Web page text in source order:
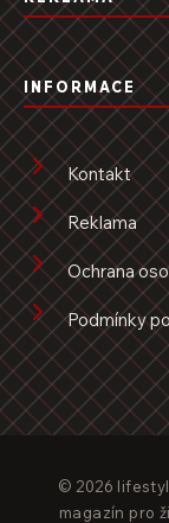
INFORMACE
Kontakt
Reklama
Ochrana
Podmínky
© 2026
magazín pro